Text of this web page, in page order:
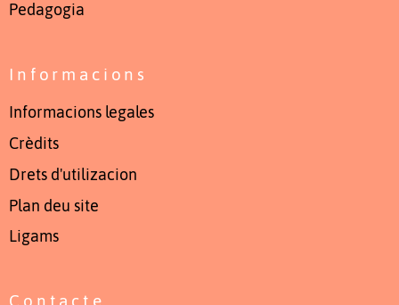
Pedagogia
Informacions
Informacions legales
Crèdits
Drets d'utilizacion
Plan deu site
Ligams
Contacte